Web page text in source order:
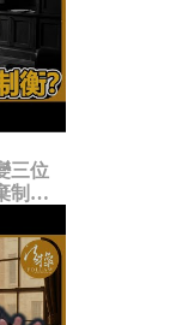
三位
制衡